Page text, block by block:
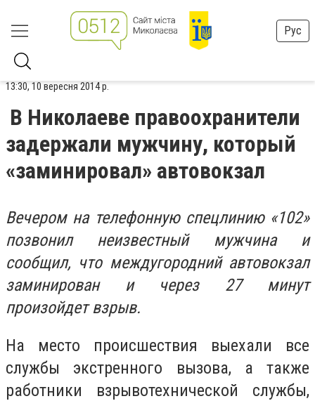
Рус
13:30, 10 вересня 2014 р.
В Николаеве правоохранители
задержали мужчину, который
«заминировал» автовокзал
Вечером на телефонную спецлинию «102»
позвонил неизвестный мужчина и
сообщил, что междугородний автовокзал
заминирован и через 27 минут
произойдет взрыв.
На место происшествия выехали все
службы экстренного вызова, а также
работники взрывотехнической службы,